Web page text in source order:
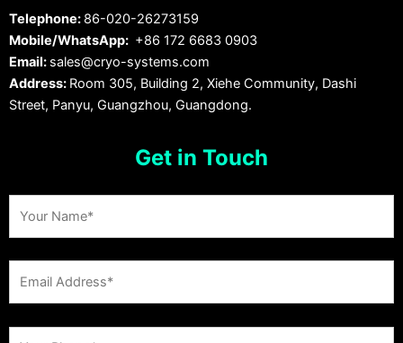
Telephone: 86-020-26273159
Mobile/WhatsApp: +86 172 6683 0903
Email: sales@cryo-systems.com
Address: Room 305, Building 2, Xiehe Community, Dashi
Street, Panyu, Guangzhou, Guangdong.
Get in Touch